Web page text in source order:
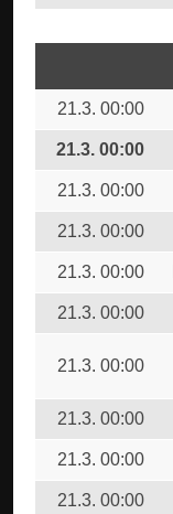
21.3. 00:00
21.3. 00:00
21.3. 00:00
21.3. 00:00
21.3. 00:00
21.3. 00:00
21.3. 00:00
21.3. 00:00
21.3. 00:00
21.3. 00:00